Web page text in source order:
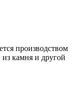
производством
камня и другой